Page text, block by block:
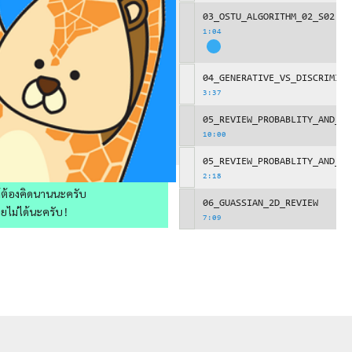
องคิดนานนะครับ
ไม่ได้นะครับ!
03_OSTU_ALGORITHM_02_S02
1:04
3:37
10:00
2:18
06_GUASSIAN_2D_REVIEW
7:09